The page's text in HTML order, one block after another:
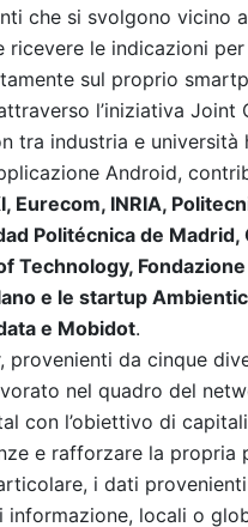
che si svolgono vicino
ricevere le indicazioni per
sul proprio
l’iniziativa Joint
tra industria e università
Android,
Eurecom, INRIA,
Politécnica de Madrid,
Technology, Fondazione
e le startup
e Mobidot.
provenienti da cinque
nel quadro del
con l’obiettivo di
e rafforzare la propria
i dati
informazione, locali o